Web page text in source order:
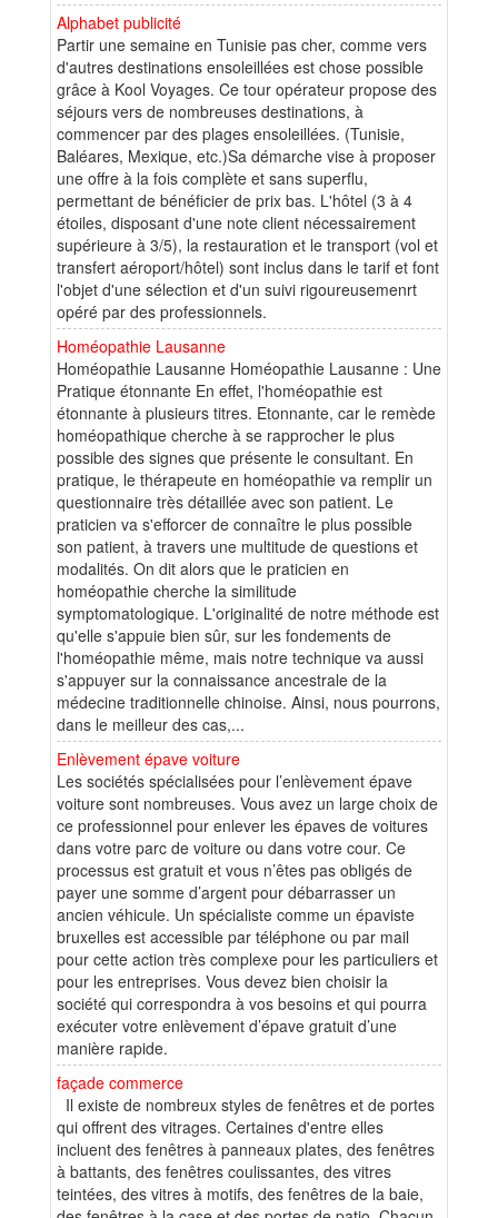
Alphabet publicité
Partir une semaine en Tunisie pas cher, comme vers
d'autres destinations ensoleillées est chose possible
grâce à Kool Voyages. Ce tour opérateur propose des
séjours vers de nombreuses destinations, à
commencer par des plages ensoleillées. (Tunisie,
Baléares, Mexique, etc.)Sa démarche vise à proposer
une offre à la fois complète et sans superflu,
permettant de bénéficier de prix bas. L'hôtel (3 à 4
étoiles, disposant d'une note client nécessairement
supérieure à 3/5), la restauration et le transport (vol et
transfert aéroport/hôtel) sont inclus dans le tarif et font
l'objet d'une sélection et d'un suivi rigoureusemenrt
opéré par des professionnels.
Homéopathie Lausanne
Homéopathie Lausanne Homéopathie Lausanne : Une
Pratique étonnante En effet, l'homéopathie est
étonnante à plusieurs titres. Etonnante, car le remède
homéopathique cherche à se rapprocher le plus
possible des signes que présente le consultant. En
pratique, le thérapeute en homéopathie va remplir un
questionnaire très détaillée avec son patient. Le
praticien va s'efforcer de connaître le plus possible
son patient, à travers une multitude de questions et
modalités. On dit alors que le praticien en
homéopathie cherche la similitude
symptomatologique. L'originalité de notre méthode est
qu'elle s'appuie bien sûr, sur les fondements de
l'homéopathie même, mais notre technique va aussi
s'appuyer sur la connaissance ancestrale de la
médecine traditionnelle chinoise. Ainsi, nous pourrons,
dans le meilleur des cas,...
Enlèvement épave voiture
Les sociétés spécialisées pour l’enlèvement épave
voiture sont nombreuses. Vous avez un large choix de
ce professionnel pour enlever les épaves de voitures
dans votre parc de voiture ou dans votre cour. Ce
processus est gratuit et vous n’êtes pas obligés de
payer une somme d’argent pour débarrasser un
ancien véhicule. Un spécialiste comme un épaviste
bruxelles est accessible par téléphone ou par mail
pour cette action très complexe pour les particuliers et
pour les entreprises. Vous devez bien choisir la
société qui correspondra à vos besoins et qui pourra
exécuter votre enlèvement d’épave gratuit d’une
manière rapide.
façade commerce
Il existe de nombreux styles de fenêtres et de portes
qui offrent des vitrages. Certaines d'entre elles
incluent des fenêtres à panneaux plates, des fenêtres
à battants, des fenêtres coulissantes, des vitres
teintées, des vitres à motifs, des fenêtres de la baie,